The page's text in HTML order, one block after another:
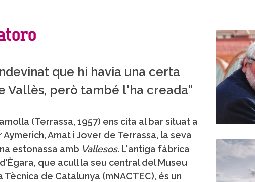
que hi havia una certa
Vallès, però també l'ha creada”
(Terrassa, 1957) ens cita al bar situat a
Amat i Jover de Terrassa, la seva
estonassa amb Vallesos. L'antiga fàbrica
que acull la seu central del Museu
Tècnica de Catalunya (mNACTEC), és un